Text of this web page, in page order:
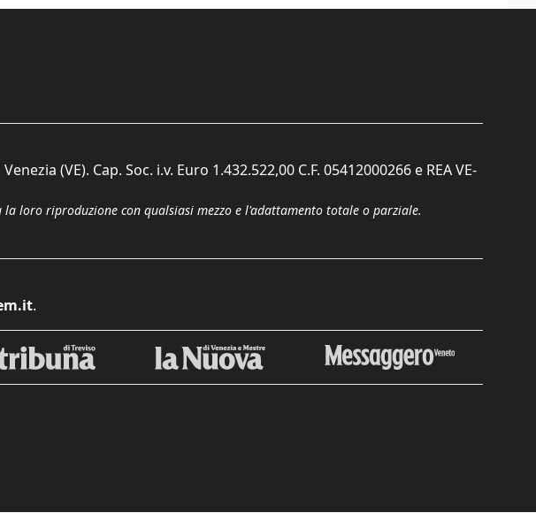
(VE). Cap. Soc. i.v. Euro 1.432.522,00 C.F. 05412000266 e REA VE-
loro riproduzione con qualsiasi mezzo e l'adattamento totale o parziale.
.